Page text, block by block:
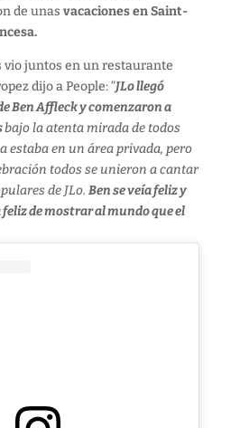
de unas vacaciones en Saint-
juntos en un restaurante
dijo a People: “JLo llegó
Ben Affleck y comenzaron a
bajo la atenta mirada de todos
estaba en un área privada, pero
todos se unieron a cantar
de JLo. Ben se veía feliz y
de mostrar al mundo que el